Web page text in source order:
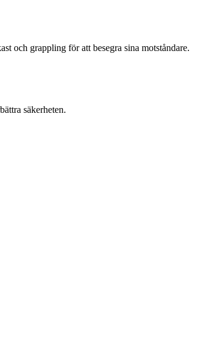
och grappling för att besegra sina motståndare.
säkerheten.